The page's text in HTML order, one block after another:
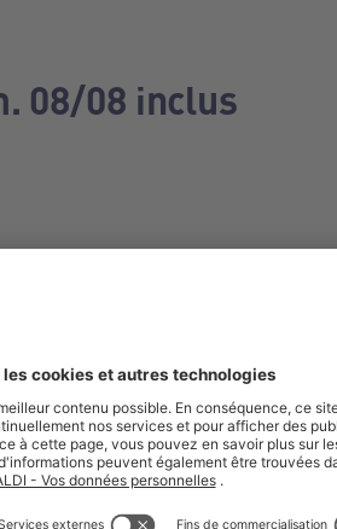
08/08 inclus
de nos offres.